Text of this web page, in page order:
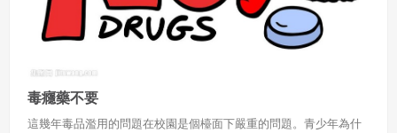
毒癮藥不要
這幾年毒品濫用的問題在校園是個檯面下嚴重的問題。青少年為什
如會員違反前項約定致吉寶系統公司遭追訴、請求或求償
者，吉寶系統公司應立即通知會員，必要時本系統得移除爭
議內容。會員應協助相關程序並負擔吉寶系統公司因此所生
六、終止
會員違反本合約或本系統任一規定者，吉寶系統公司得終止